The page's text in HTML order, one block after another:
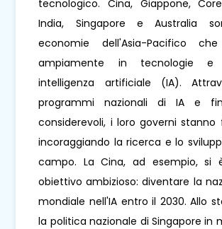
tecnologico. Cina, Giappone,
India, Singapore e Australia
economie dell'Asia-Pacifico
ampiamente in tecnologie e
intelligenza artificiale (IA).
programmi nazionali di IA e
considerevoli, i loro governi
incoraggiando la ricerca e lo
campo. La Cina, ad esempio, si
obiettivo ambizioso: diventare la
mondiale nell'IA entro il 2030. Allo
la politica nazionale di Singapore in